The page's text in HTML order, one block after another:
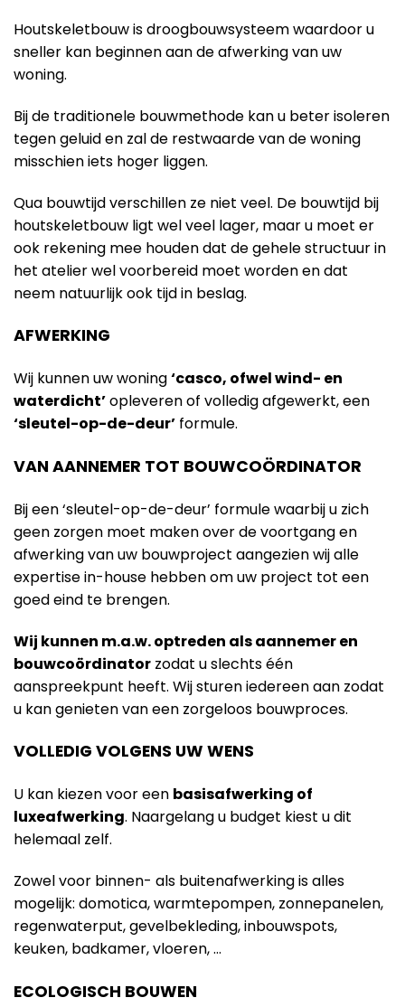
Houtskeletbouw is droogbouwsysteem waardoor u
sneller kan beginnen aan de afwerking van uw
woning.
Bij de traditionele bouwmethode kan u beter isoleren
tegen geluid en zal de restwaarde van de woning
misschien iets hoger liggen.
Qua bouwtijd verschillen ze niet veel. De bouwtijd bij
houtskeletbouw ligt wel veel lager, maar u moet er
ook rekening mee houden dat de gehele structuur in
het atelier wel voorbereid moet worden en dat
neem natuurlijk ook tijd in beslag.
AFWERKING
Wij kunnen uw woning‘casco, ofwel wind- en
waterdicht’opleveren of volledig afgewerkt, een
‘sleutel-op-de-deur’ formule.
VAN AANNEMER TOT BOUWCOÖRDINATOR
Bij een ‘sleutel-op-de-deur’ formule waarbij u zich
geen zorgen moet maken over de voortgang en
afwerking van uw bouwproject aangezien wij alle
expertise in-house hebben om uw project tot een
goed eind te brengen.
Wij kunnen m.a.w. optreden als aannemer en
bouwcoördinator zodat u slechts één
aanspreekpunt heeft. Wij sturen iedereen aan zodat
u kan genieten van een zorgeloos bouwproces.
VOLLEDIG VOLGENS UW WENS
U kan kiezen voor een basisafwerking of
luxeafwerking. Naargelang u budget kiest u dit
helemaal zelf.
Zowel voor binnen- als buitenafwerking is alles
mogelijk: domotica, warmtepompen, zonnepanelen,
regenwaterput, gevelbekleding, inbouwspots,
keuken, badkamer, vloeren, …
ECOLOGISCH BOUWEN